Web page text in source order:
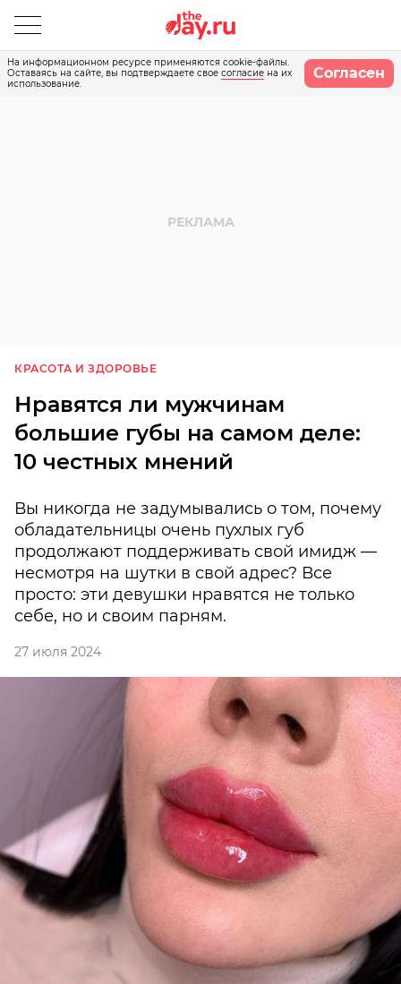
На информационном ресурсе применяются cookie-файлы.
Оставаясь на сайте, вы подтверждаете свое согласие на их
использование.
Согласен
КРАСОТА И ЗДОРОВЬЕ
Нравятся ли мужчинам
большие губы на самом деле:
10 честных мнений
Вы никогда не задумывались о том, почему
обладательницы очень пухлых губ
продолжают поддерживать свой имидж —
несмотря на шутки в свой адрес? Все
просто: эти девушки нравятся не только
себе, но и своим парням.
27 июля 2024